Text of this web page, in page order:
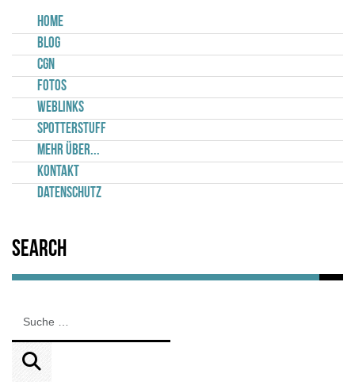
Home
Blog
CGN
Fotos
Weblinks
Spotterstuff
Mehr über...
Kontakt
Datenschutz
Search